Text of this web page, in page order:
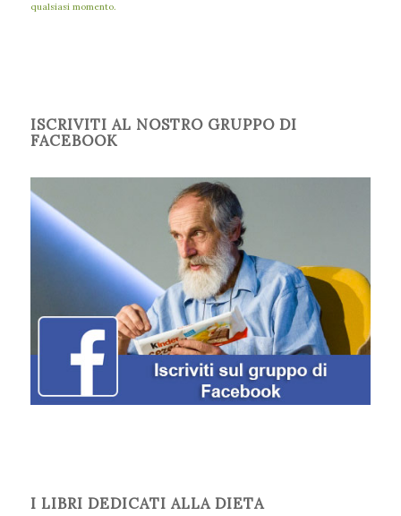
qualsiasi momento.
ISCRIVITI AL NOSTRO GRUPPO DI
FACEBOOK
I LIBRI DEDICATI ALLA DIETA